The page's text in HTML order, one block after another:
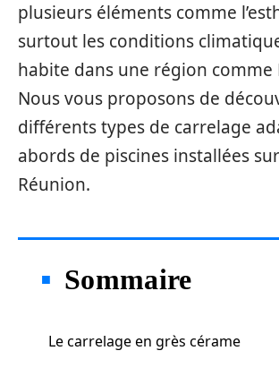
plusieurs éléments comme
surtout les conditions
habite dans une région comme
Nous vous proposons de
différents types de carrelage
abords de piscines installées
Réunion.
Sommaire
Le carrelage en grès cérame